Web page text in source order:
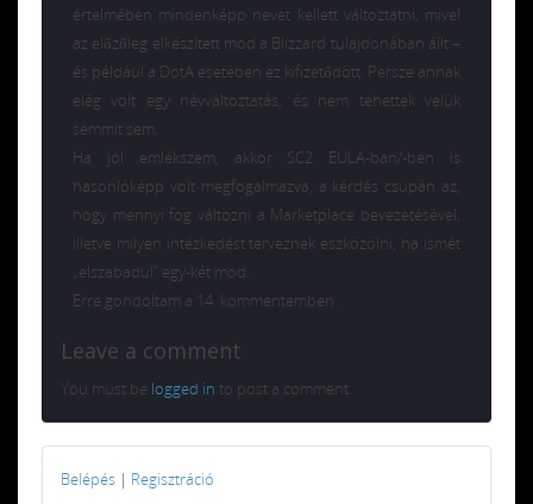
értelmében mindenképp nevet kellett változtatni, mivel
az előzőleg elkészített mod a Blizzard tulajdonában állt –
és például a DotA esetében ez kifizetődött. Persze annak
elég volt egy névváltoztatás, és nem tehettek velük
semmit sem.
Ha jól emlékszem, akkor SC2 EULA-ban/-ben is
hasonlóképp volt megfogalmazva, a kérdés csupán az,
hogy mennyi fog változni a Marketplace bevezetésével,
illetve milyen intézkedést terveznek eszközölni, ha ismét
„elszabadul” egy-két mod.
Erre gondoltam a 14. kommentemben.
Leave a comment
You must be logged in to post a comment.
Belépés | Regisztráció